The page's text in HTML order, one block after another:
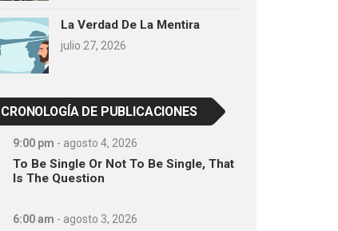
La Verdad De La Mentira
julio 27, 2026
CRONOLOGÍA DE PUBLICACIONES
9:00 pm - agosto 4, 2026
To Be Single Or Not To Be Single, That
Is The Question
6:00 am - agosto 3, 2026